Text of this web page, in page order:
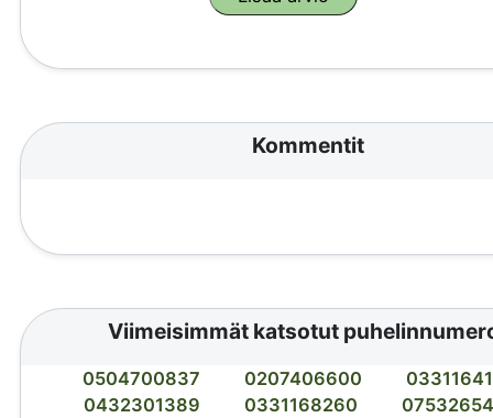
Kommentit
Viimeisimmät katsotut
0504700837 0207406600
0432301389
0331168260